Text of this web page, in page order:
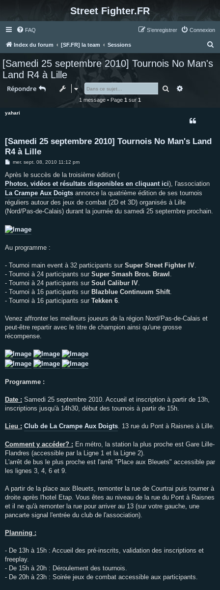
Street Fighter.FR
FAQ Connexion
S’enregistrer
Index du forum [SF.FR] la team Sessions
[Samedi 25 septembre 2010] Tournois No Man's
Land R4 à Lille
Répondre Rechercher
1 message • Page 1 sur 1
yahari
[Samedi 25 septembre 2010] Tournois No Man's Land
R4 à Lille
M
s
a
g
e
mer. sept. 08, 2010 11:12 pm
Après le succès de la troisième édition (
Photos, vidéos et résultats disponibles en cliquant ici), l'association
La Crampe Aux Doigts annonce la quatrième édition de ses tournois
réguliers autour des jeux de combat (2D et 3D) organisés à Lille
(Nord/Pas-de-Calais) durant la journée du samedi 25 septembre prochain.
Au programme :
- Tournoi main event à 32 participants sur Super Street Fighter IV
- Tournoi à 24 participants sur Super Smash Bros. Brawl
- Tournoi à 24 participants sur Soul Calibur IV
- Tournoi à 16 participants sur Blazblue Continuum Shift
- Tournoi à 16 participants sur Tekken 6
Venez affronter les meilleurs joueurs de la région Nord/Pas-de-Calais et
peut-être repartir avec le titre de champion ainsi qu'une grosse
récompense.
Programme :
Date : Samedi 25 septembre 2010. Accueil et inscription à partir de 13h,
inscriptions jusqu'à 14h30, début des tournois à partir de 15h.
Lieu : Club de La Crampe Aux Doigts . 13 rue du Pont à Raisnes à Lille.
Comment y accéder? : En métro, la station la plus proche est Gare Lille-
Flandres (accessible par la Ligne 1 et la Ligne 2).
L'arrêt de bus le plus proche est l'arrêt "Place aux Bleuets" accessible par
les lignes 3, 4, 6 et 9.
A partir de la place aux Bleuets, remonter la rue de Courtrai puis tourner à
droite après l'hotel Etap. Vous êtes au niveau de la rue du Pont à Raisnes
et il ne qu'à remonter la rue pour arriver au 13 (sur votre gauche, une
pancarte signal l'entrée du club de l'association).
Planning :
- De 13h à 15h : Accueil des pré-inscrits, validation des inscriptions et
freeplay.
- De 15h à 20h : Déroulement des tournois.
- De 20h à 23h : Soirée jeux de combat accessible aux participants.